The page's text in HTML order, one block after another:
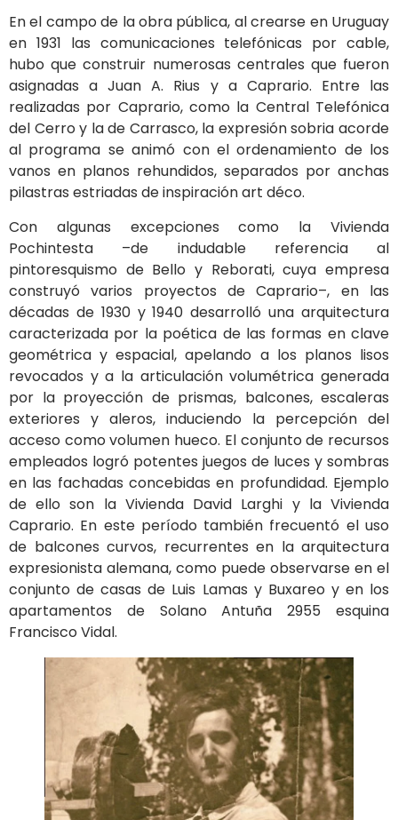
En el campo de la obra pública, al crearse en Uruguay
en 1931 las comunicaciones telefónicas por cable,
hubo que construir numerosas centrales que fueron
asignadas a Juan A. Rius y a Caprario. Entre las
realizadas por Caprario, como la Central Telefónica
del Cerro y la de Carrasco, la expresión sobria acorde
al programa se animó con el ordenamiento de los
vanos en planos rehundidos, separados por anchas
pilastras estriadas de inspiración art déco.
Con algunas excepciones como la Vivienda
Pochintesta –de indudable referencia al
pintoresquismo de Bello y Reborati, cuya empresa
construyó varios proyectos de Caprario–, en las
décadas de 1930 y 1940 desarrolló una arquitectura
caracterizada por la poética de las formas en clave
geométrica y espacial, apelando a los planos lisos
revocados y a la articulación volumétrica generada
por la proyección de prismas, balcones, escaleras
exteriores y aleros, induciendo la percepción del
acceso como volumen hueco. El conjunto de recursos
empleados logró potentes juegos de luces y sombras
en las fachadas concebidas en profundidad. Ejemplo
de ello son la Vivienda David Larghi y la Vivienda
Caprario. En este período también frecuentó el uso
de balcones curvos, recurrentes en la arquitectura
expresionista alemana, como puede observarse en el
conjunto de casas de Luis Lamas y Buxareo y en los
apartamentos de Solano Antuña 2955 esquina
Francisco Vidal.